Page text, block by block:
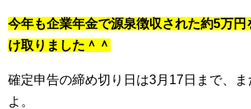
今年も企業年金で源泉徴収された約5万円
け取りました＾＾
確定申告の締め切り日は3月17日まで、
よ。